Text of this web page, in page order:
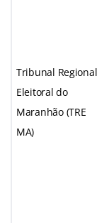
Tribunal Regional
Eleitoral do
Maranhão (TRE
MA)